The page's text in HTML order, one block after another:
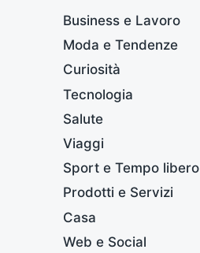
Business e Lavoro
Moda e Tendenze
Curiosità
Tecnologia
Salute
Viaggi
Sport e Tempo libero
Prodotti e Servizi
Casa
Web e Social